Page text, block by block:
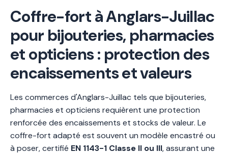
Coffre-fort à Anglars-Juillac
pour bijouteries, pharmacies
et opticiens : protection des
encaissements et valeurs
Les commerces d'Anglars-Juillac tels que bijouteries,
pharmacies et opticiens requièrent une protection
renforcée des encaissements et stocks de valeur. Le
coffre-fort adapté est souvent un modèle encastré ou
à poser, certifié EN 1143-1 Classe II ou III, assurant une